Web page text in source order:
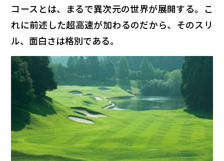
コースとは、まるで異次元の世界が展開する。こ
れに前述した超高速が加わるのだから、そのスリ
ル、面白さは格別である。